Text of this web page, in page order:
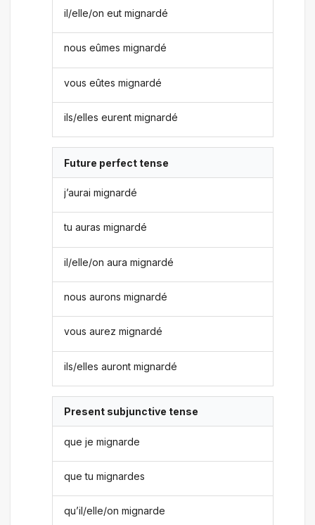
il/elle/on eut mignardé
nous eûmes mignardé
vous eûtes mignardé
ils/elles eurent mignardé
Future perfect tense
j’aurai mignardé
tu auras mignardé
il/elle/on aura mignardé
nous aurons mignardé
vous aurez mignardé
ils/elles auront mignardé
Present subjunctive tense
que je mignarde
que tu mignardes
qu’il/elle/on mignarde